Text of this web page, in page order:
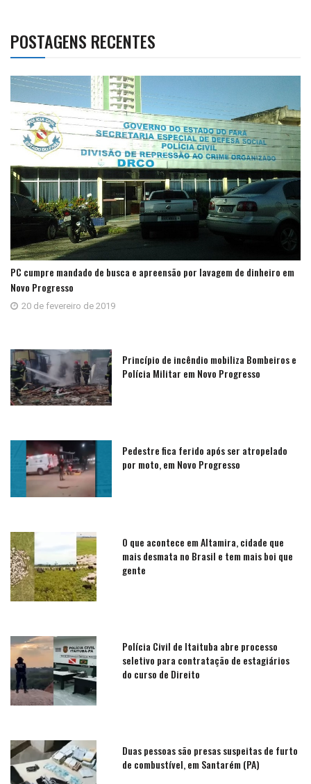
POSTAGENS RECENTES
PC cumpre mandado de busca e apreensão por lavagem de dinheiro em
Novo Progresso
20 de fevereiro de 2019
Princípio de incêndio mobiliza Bombeiros e
Polícia Militar em Novo Progresso
Pedestre fica ferido após ser atropelado
por moto, em Novo Progresso
O que acontece em Altamira, cidade que
mais desmata no Brasil e tem mais boi que
gente
Polícia Civil de Itaituba abre processo
seletivo para contratação de estagiários
do curso de Direito
Duas pessoas são presas suspeitas de furto
de combustível, em Santarém (PA)